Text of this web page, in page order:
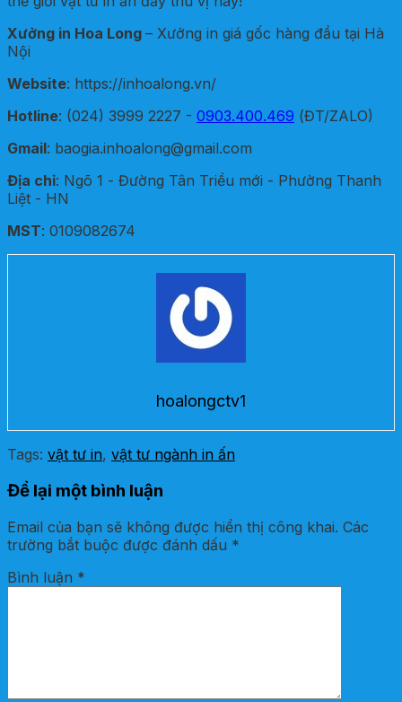
Xưởng in Hoa Long – Xưởng in giá gốc hàng đầu tại Hà
Nội
Website: https://inhoalong.vn/
Hotline: (024) 3999 2227 - 0903.400.469 (ĐT/ZALO)
Gmail: baogia.inhoalong@gmail.com
Địa chỉ: Ngõ 1 - Đường Tân Triều mới - Phường Thanh
Liệt - HN
MST: 0109082674
hoalongctv1
Tags: vật tư in, vật tư ngành in ấn
Để lại một bình luận
Email của bạn sẽ không được hiển thị công khai. Các
trường bắt buộc được đánh dấu *
Bình luận *